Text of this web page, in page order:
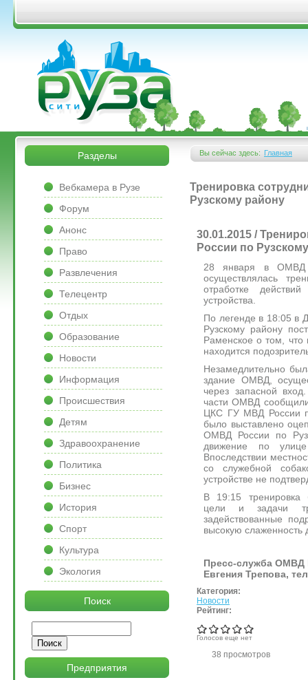
Перейти к основному содержанию
&bsps;
&bsps;
Вы сейчас здесь:
Вы здесь
Главная
Тренировка
Рузскому району
30.01.2015 /
России по
28 января в ОМВД
осуществлялась
отработке
устройства.
По легенде в 18:05 в
Рузскому району
Раменское о том,
находится
Незамедлительно
здание ОМВД,
через запасной
части ОМВД
ЦКС ГУ МВД России
было выставлено
ОМВД России по
движение по
Впоследствии
со служебной
устройстве не
В 19:15 тренировка
цели и задачи
задействованные
высокую слаженность
Пресс-служба ОМВД
Евгения Трепова,
Категория:
Новости
Рейтинг:
Голосов еще нет
38 просмотров
Разделы
Вебкамера в Рузе
Форум
Анонс
Право
Развлечения
Телецентр
Отдых
Образование
Новости
Информация
Происшествия
Детям
Здравоохранение
Политика
Бизнес
История
Спорт
Культура
Экология
Поиск
Предприятия